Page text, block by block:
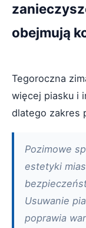
obejmują
Tegoroczna
więcej piasku i
dlatego zakres
Pozimowe
estetyki
Usuwanie
poprawia